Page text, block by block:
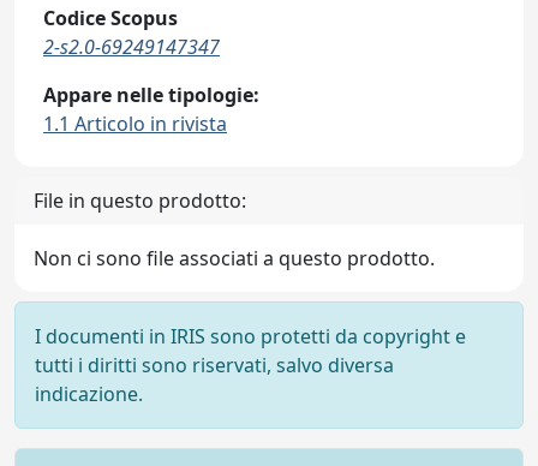
Codice Scopus
2-s2.0-69249147347
Appare nelle tipologie:
1.1 Articolo in rivista
File in questo prodotto:
Non ci sono file associati a questo prodotto.
I documenti in IRIS sono protetti da copyright e
tutti i diritti sono riservati, salvo diversa
indicazione.